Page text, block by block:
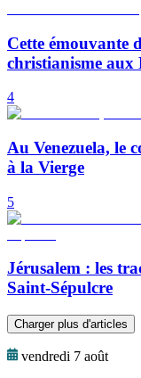
Cette émouvante
christianisme aux
4
Au Venezuela, le
à la Vierge
5
Jérusalem : les
Saint-Sépulcre
Charger plus d'articles
vendredi 7 août